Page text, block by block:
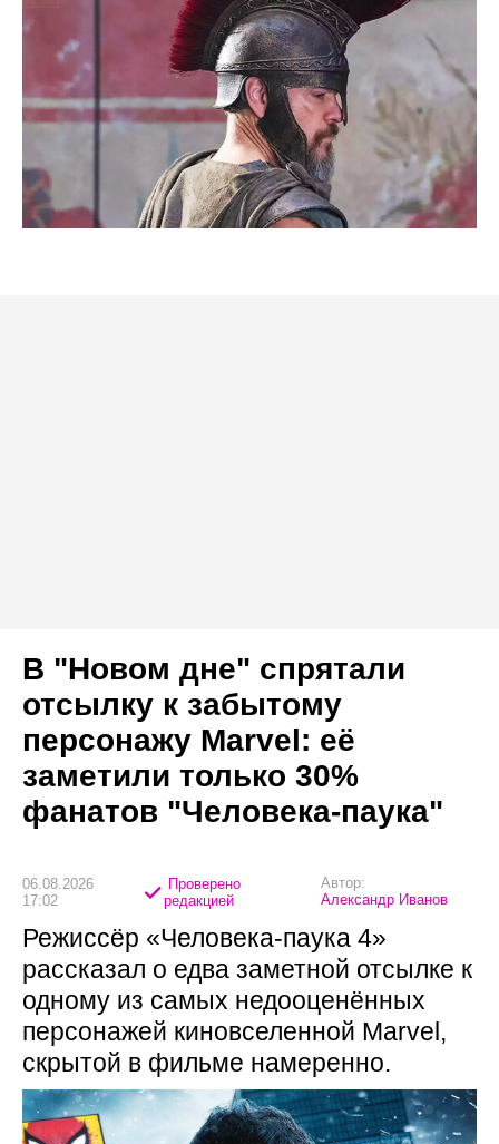
В "Новом дне" спрятали
отсылку к забытому
персонажу Marvel: её
заметили только 30%
фанатов "Человека-паука"
06.08.2026
17:02
Проверено
редакцией
Автор:
Александр Иванов
Режиссёр «Человека-паука 4»
рассказал о едва заметной отсылке к
одному из самых недооценённых
персонажей киновселенной Marvel,
скрытой в фильме намеренно.